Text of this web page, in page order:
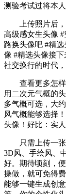
测验考试过将本
上传照片后，
高级感女生头像
路换头像吧 #精
像 #精选头像接
社交换行的时代
查看更多怎样
用二次元气概的
多气概可选，大
风气概能够选择
头像！好比：实
只需上传一张
3D风、手绘风、
好。期待顷刻，
操做，就可免得
能够一键生成创